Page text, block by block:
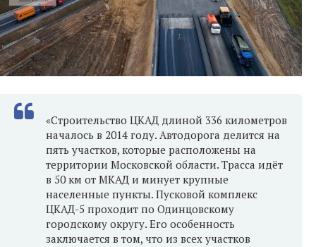
«Строительство ЦКАД длиной 336 километров
началось в 2014 году. Автодорога делится на
пять участков, которые расположены на
территории Московской области. Трасса идёт
в 50 км от МКАД и минует крупные
населенные пункты. Пусковой комплекс
ЦКАД-5 проходит по Одинцовскому
городскому округу. Его особенность
заключается в том, что из всех участков